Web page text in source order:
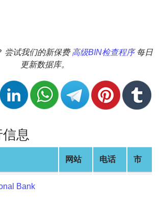
尝试我们的新保费 高级BIN检查程序每日
更新数据库。
息
网站 电话 市
Bank